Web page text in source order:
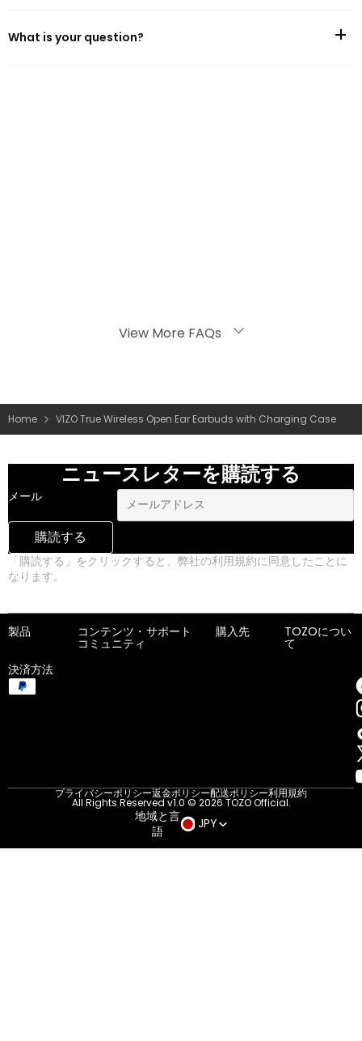
Model：TOZO Gloden X1 Charging case model :AC002
What is your question?
View More FAQs
Home VIZO True Wireless Open Ear Earbuds with Charging Case
ニュースレターを購読する
メール
購読する
「購読する」をクリックすると、弊社の利用規約に同意したことに
なります。
製品 コンテンツ・
コミュニティ
サポート 購入先 TOZOについ
て
決済方法
プライバシーポリシー返金ポリシー配送ポリシー利用規約
All Rights Reserved v1.0 © 2026 TOZO Official.
地域と言
語
JPY